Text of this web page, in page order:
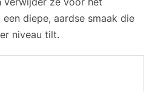
diepe, aardse smaak die
niveau tilt.